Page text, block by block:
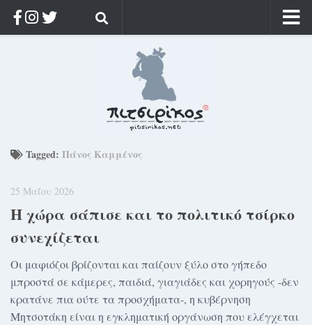
Ρίζα & Διάρκεια
Διαφήμιση
Γίνετε συνδρομητής
Μόνο για συνδρομητές
Log in
Tagged: Πάνος Καμμένος
25 Μαΐου 2026
Η χώρα σάπισε και το πολιτικό τσίρκο
συνεχίζεται
Οι μαφιόζοι βρίζονται και παίζουν ξύλο στο γήπεδο
μπροστά σε κάμερες, παιδιά, γιαγιάδες και χορηγούς -δεν
κρατάνε πια ούτε τα προσχήματα-, η κυβέρνηση
Μητσοτάκη είναι η εγκληματική οργάνωση που ελέγχεται